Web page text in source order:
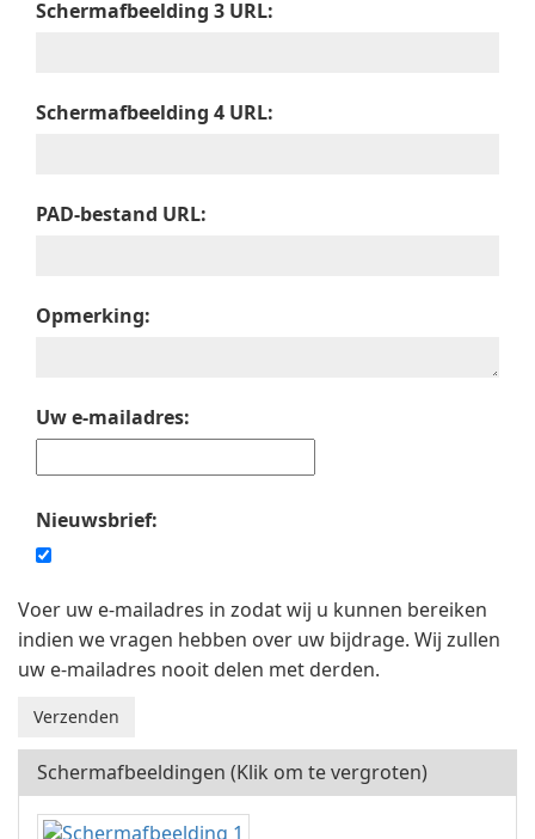
Schermafbeelding 3 URL:
Schermafbeelding 4 URL:
PAD-bestand URL:
Opmerking:
Uw e-mailadres:
Nieuwsbrief:
Voer uw e-mailadres in zodat wij u kunnen bereiken
indien we vragen hebben over uw bijdrage. Wij zullen
uw e-mailadres nooit delen met derden.
Schermafbeeldingen (Klik om te vergroten)